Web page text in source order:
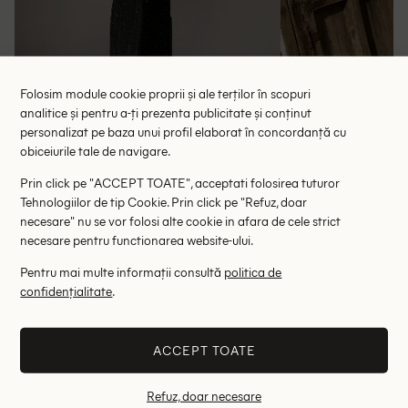
Rochie lunga Missguided, negru
124.50 lei
RRP: 249.00 lei
L
Rochie lunga
Folosim module cookie proprii și ale terților în scopuri
analitice și pentru a-ți prezenta publicitate și conținut
personalizat pe baza unui profil elaborat în concordanță cu
obiceiurile tale de navigare.
Prin click pe "ACCEPT TOATE", acceptati folosirea tuturor
Tehnologiilor de tip Cookie. Prin click pe "Refuz, doar
necesare" nu se vor folosi alte cookie in afara de cele strict
necesare pentru functionarea website-ului.
Pentru mai multe informații consultă politica de
confidențialitate.
ACCEPT TOATE
Refuz, doar necesare